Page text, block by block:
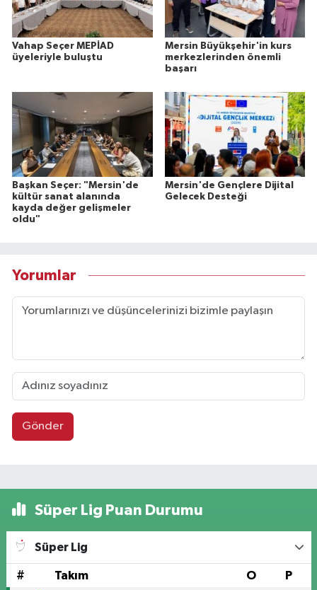
Vahap Seçer MEPİAD
üyeleriyle buluştu
Mersin Büyükşehir'in kurs
merkezlerinden önemli
başarı
Başkan Seçer: "Mersin'de
kültür sanat alanında
kayda değer gelişmeler
oldu"
Mersin'de Gençlere Dijital
Gelecek Desteği
Yorumlar
Gönder
Süper Lig Puan Durumu
Süper Lig
# Takım O P